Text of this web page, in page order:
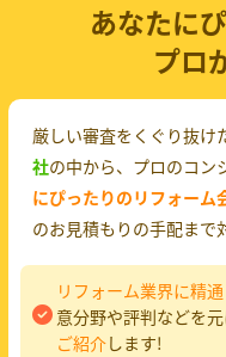
あなたに
プロ
厳しい審査をくぐり抜け
社の中から、プロのコン
にぴったりのリフォーム
のお見積もりの手配まで
リフォーム業界に精
意分野や評判などを
ご紹介します!